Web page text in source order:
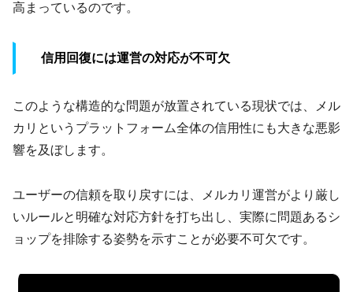
高まっているのです。
信用回復には運営の対応が不可欠
このような構造的な問題が放置されている現状では、メル
カリというプラットフォーム全体の信用性にも大きな悪影
響を及ぼします。
ユーザーの信頼を取り戻すには、メルカリ運営がより厳し
いルールと明確な対応方針を打ち出し、実際に問題あるシ
ョップを排除する姿勢を示すことが必要不可欠です。